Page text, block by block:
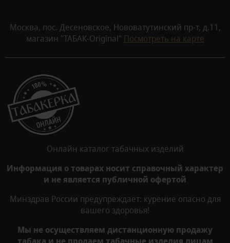
Москва, пос. Десеновское, Нововатутинский пр-т, д.11,
магазин "ТАБАК-Original" Посмотреть на карте
Онлайн каталог табачных изделий
Информация о товарах носит справочный характер
и не является публичной офертой
Минздрав России предупреждает: курение опасно для
вашего здоровья!
Мы не осуществляем дистанционную продажу